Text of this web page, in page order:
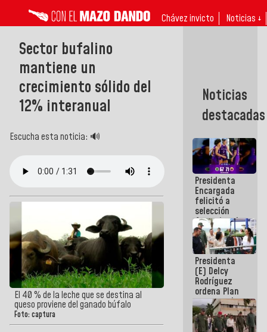
Chávez invicto Noticias ↓
Sector bufalino
mantiene un
crecimiento sólido del
12% interanual
Escucha esta noticia: 🔊
El 40 % de la leche que se destina al
queso proviene del ganado búfalo
Foto: captura
Noticias
destacadas
Presidenta
Encargada
felicitó a
selección
femenina de
baloncesto
por su
clasificación
a la
AmeriCup
2027
Presidenta
(E) Delcy
Rodríguez
ordena Plan
maestro de
desarrollo
logístico y